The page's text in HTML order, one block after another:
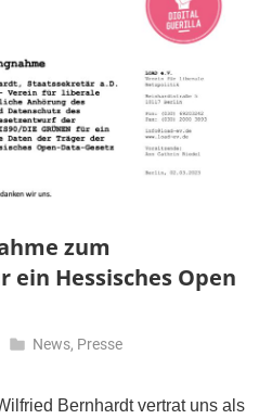
zum
Hessisches Open
News, Presse
Bernhardt vertrat uns als